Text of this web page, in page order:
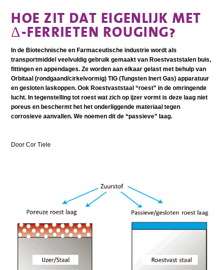
HOE ZIT DAT EIGENLIJK MET
Δ-FERRIETEN ROUGING?
In de Biotechnische en Farmaceutische industrie wordt als
transportmiddel veelvuldig gebruik gemaakt van Roestvaststalen buis,
fittingen en appendages. Ze worden aan elkaar gelast met behulp van
Orbitaal (rondgaand/cirkelvormig) TIG (Tungsten Inert Gas) apparatuur
en gesloten laskoppen. Ook Roestvaststaal “roest” in de omringende
lucht. In tegenstelling tot roest wat zich op ijzer vormt is deze laag niet
poreus en beschermt het het onderliggende materiaal tegen
corrosieve aanvallen. We noemen dit de “passieve” laag.
Door Cor Tiele